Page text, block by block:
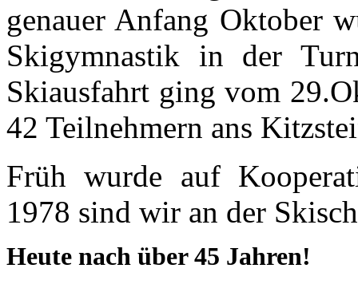
genauer Anfang Oktober
Skigymnastik in der
Skiausfahrt ging vom
42 Teilnehmern ans
Früh wurde auf
1978 sind wir an der
Heute nach über 45 Jahren!